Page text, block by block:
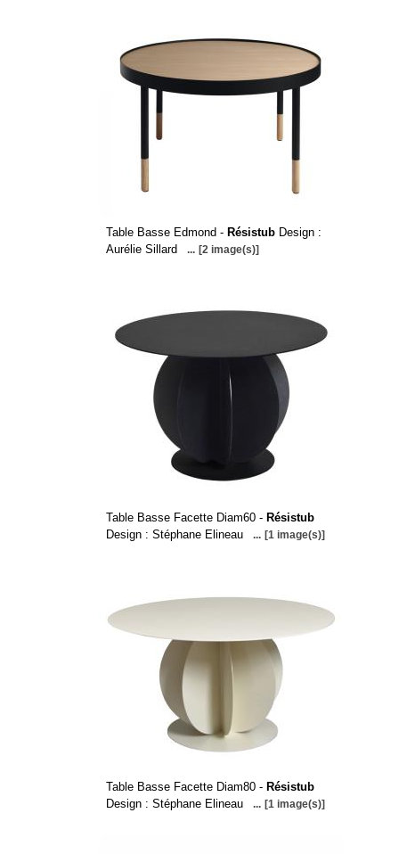
Table Basse Edmond - RésistubDesign :
Aurélie Sillard
... [2 image(s)]
Table Basse Facette Diam60 - Résistub
Design : Stéphane Elineau
... [1 image(s)]
Table Basse Facette Diam80 - Résistub
Design : Stéphane Elineau
... [1 image(s)]